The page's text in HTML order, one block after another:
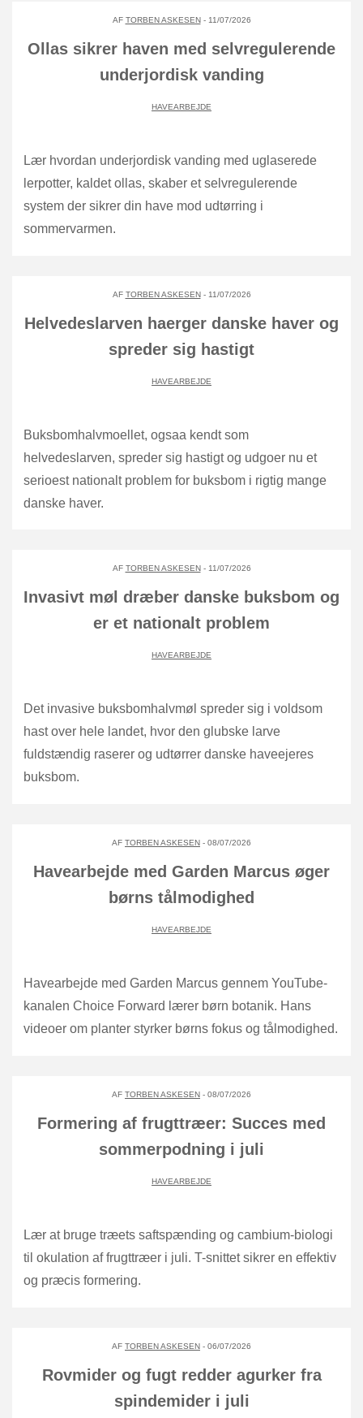
AF TORBEN ASKESEN- 11/07/2026
Ollas sikrer haven med selvregulerende
underjordisk vanding
HAVEARBEJDE
Lær hvordan underjordisk vanding med uglaserede
lerpotter, kaldet ollas, skaber et selvregulerende
system der sikrer din have mod udtørring i
sommervarmen.
AF TORBEN ASKESEN- 11/07/2026
Helvedeslarven haerger danske haver og
spreder sig hastigt
HAVEARBEJDE
Buksbomhalvmoellet, ogsaa kendt som
helvedeslarven, spreder sig hastigt og udgoer nu et
serioest nationalt problem for buksbom i rigtig mange
danske haver.
AF TORBEN ASKESEN - 11/07/2026
Invasivt møl dræber danske buksbom og
er et nationalt problem
HAVEARBEJDE
Det invasive buksbomhalvmøl spreder sig i voldsom
hast over hele landet, hvor den glubske larve
fuldstændig raserer og udtørrer danske haveejeres
buksbom.
AF TORBEN ASKESEN - 08/07/2026
Havearbejde med Garden Marcus øger
børns tålmodighed
HAVEARBEJDE
Havearbejde med Garden Marcus gennem YouTube-
kanalen Choice Forward lærer børn botanik. Hans
videoer om planter styrker børns fokus og tålmodighed.
AF TORBEN ASKESEN - 08/07/2026
Formering af frugttræer: Succes med
sommerpodning i juli
HAVEARBEJDE
Lær at bruge træets saftspænding og cambium-biologi
til okulation af frugttræer i juli. T-snittet sikrer en effektiv
og præcis formering.
AF TORBEN ASKESEN - 06/07/2026
Rovmider og fugt redder agurker fra
spindemider i juli